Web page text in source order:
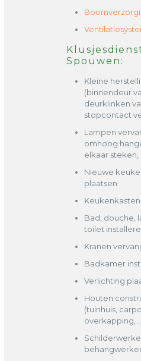
Spouwen:
Kleine
(binnendeur
deurklinken
stopcontact
Lampen
omhoog
elkaar steken, …
Nieuwe
plaatsen
Bad, douche,
toilet
Kranen
Badkamer
Verlichting
Houten
(tuinhuis,
overkapping,